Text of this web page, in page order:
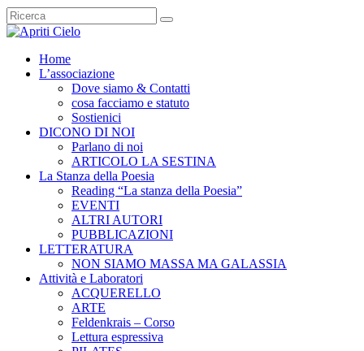
Home
L’associazione
Dove siamo & Contatti
cosa facciamo e statuto
Sostienici
DICONO DI NOI
Parlano di noi
ARTICOLO LA SESTINA
La Stanza della Poesia
Reading “La stanza della Poesia”
EVENTI
ALTRI AUTORI
PUBBLICAZIONI
LETTERATURA
NON SIAMO MASSA MA GALASSIA
Attività e Laboratori
ACQUERELLO
ARTE
Feldenkrais – Corso
Lettura espressiva